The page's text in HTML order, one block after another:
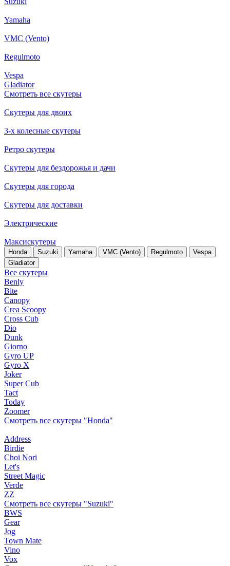
Yamaha
VMC (Vento)
Regulmoto
Vespa
Gladiator
Смотреть все скутеры
Скутеры для двоих
3-х колесные скутеры
Ретро скутеры
Скутеры для бездорожья и дачи
Скутеры для города
Скутеры для доставки
Электрические
Максискутеры
Honda Suzuki Yamaha VMC (Vento) Regulmoto
Vespa
Gladiator
Все скутеры
Benly
Bite
Canopy
Crea Scoopy
Cross Cub
Dio
Dunk
Giorno
Gyro UP
Gyro X
Joker
Super Cub
Tact
Today
Zoomer
Смотреть все скутеры "Honda"
Address
Birdie
Choi Nori
Let's
Street Magic
Verde
ZZ
Смотреть все скутеры "Suzuki"
BWS
Gear
Jog
Town Mate
Vino
Vox